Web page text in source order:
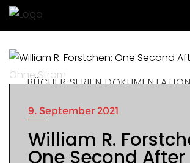
BÜCHER SERIEN
9. September 2021
William R.
One Second